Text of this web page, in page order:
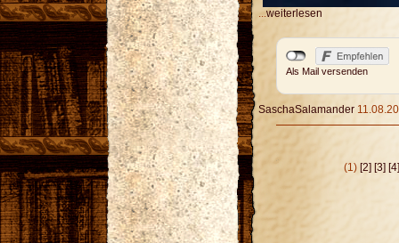
weiterlesen
Als Mail versenden
SaschaSalamander
(1) [2] [3] [4]